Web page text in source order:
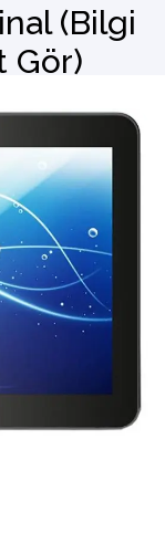
(Bilgi
Gör)